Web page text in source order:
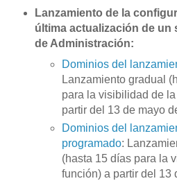
Lanzamiento de la
última actualización de un
de Administración:
Dominios del
Lanzamiento gradual
para la visibilidad de
partir del 13 de mayo
Dominios del
programado:
(hasta 15 días para la
función) a partir del 13